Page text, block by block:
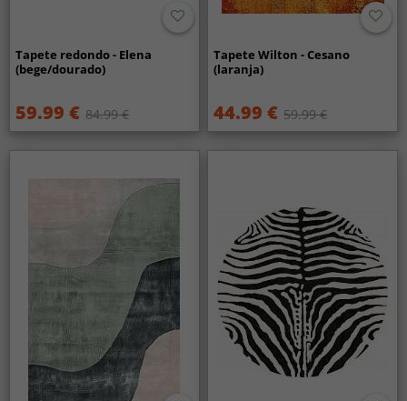
Tapete redondo - Elena
(bege/dourado)
59.99 € 84.99 €
Tapete Wilton - Cesano
(laranja)
44.99 € 59.99 €